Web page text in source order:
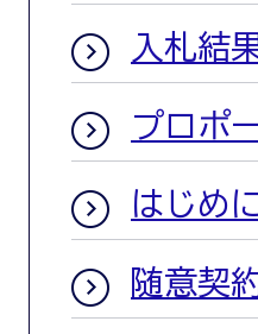
入札結
プロポ
はじめ
随意契